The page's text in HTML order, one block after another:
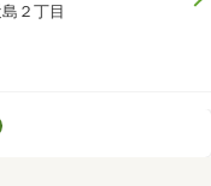
２丁目